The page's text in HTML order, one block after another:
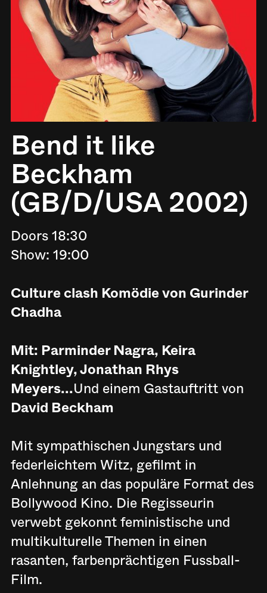
Bend it like
Beckham
(GB/D/USA 2002)
Doors 18:30
Show: 19:00
Culture clash Komödie von Gurinder
Chadha
Mit: Parminder Nagra, Keira
Knightley, Jonathan Rhys
Meyers...Und einem Gastauftritt von
David Beckham
Mit sympathischen Jungstars und
federleichtem Witz, gefilmt in
Anlehnung an das populäre Format des
Bollywood Kino. Die Regisseurin
verwebt gekonnt feministische und
multikulturelle Themen in einen
rasanten, farbenprächtigen Fussball-
Film.